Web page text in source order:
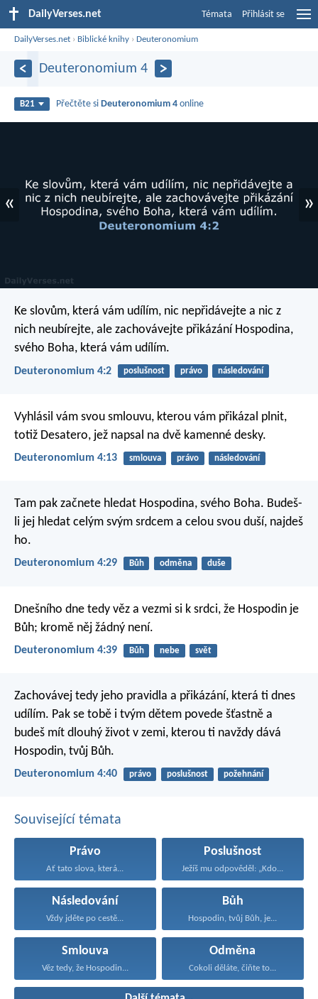
DailyVerses.net Témata Přihlásit se
DailyVerses.net › Biblické knihy ›Deuteronomium
Deuteronomium 4
B21 Přečtěte si Deuteronomium 4 online
« »
Ke slovům, která vám udílím, nic nepřidávejte a nic z
nich neubírejte, ale zachovávejte přikázání Hospodina,
svého Boha, která vám udílím.
Deuteronomium 4:2 poslušnost právo následování
Vyhlásil vám svou smlouvu, kterou vám přikázal plnit,
totiž Desatero, jež napsal na dvě kamenné desky.
Deuteronomium 4:13 smlouva právo následování
Tam pak začnete hledat Hospodina, svého Boha. Budeš-
li jej hledat celým svým srdcem a celou svou duší, najdeš
ho.
Deuteronomium 4:29 Bůh odměna duše
Dnešního dne tedy věz a vezmi si k srdci, že Hospodin je
Bůh; kromě něj žádný není.
Deuteronomium 4:39 Bůh nebe svět
Zachovávej tedy jeho pravidla a přikázání, která ti dnes
udílím. Pak se tobě i tvým dětem povede šťastně a
budeš mít dlouhý život v zemi, kterou ti navždy dává
Hospodin, tvůj Bůh.
Deuteronomium 4:40 právo poslušnost požehnání
Související témata
Právo
Ať tato slova, která...
Poslušnost
Ježíš mu odpověděl: „Kdo...
Následování
Vždy jděte po cestě...
Bůh
Hospodin, tvůj Bůh, je...
Smlouva
Věz tedy, že Hospodin...
Odměna
Cokoli děláte, čiňte to...